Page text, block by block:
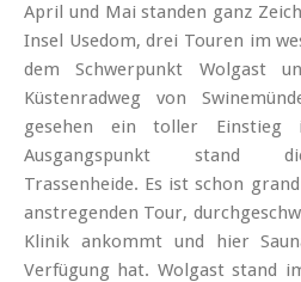
April und Mai standen ganz
Insel Usedom, drei Touren im
dem Schwerpunkt Wolgast
Küstenradweg von
gesehen ein toller Einstieg
Ausgangspunkt stand
Trassenheide. Es ist schon
anstregenden Tour,
Klinik ankommt und hier
Verfügung hat. Wolgast stand